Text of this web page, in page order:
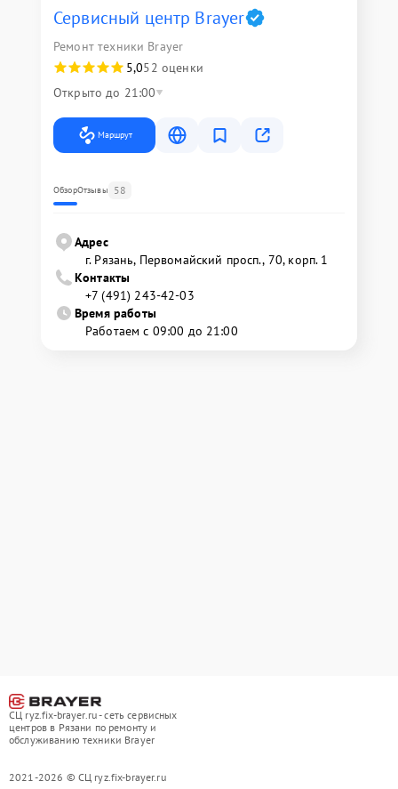
Сервисный центр Brayer
Ремонт техники Brayer
5,052 оценки
Открыто до 21:00
Маршрут
ОбзорОтзывы 58
Адрес
г. Рязань, Первомайский просп., 70, корп. 1
Контакты
+7 (491) 243-42-03
Время работы
Работаем с 09:00 до 21:00
СЦ ryz.fix-brayer.ru - сеть сервисных
центров в Рязани по ремонту и
обслуживанию техники Brayer
2021-2026 © СЦ ryz.fix-brayer.ru